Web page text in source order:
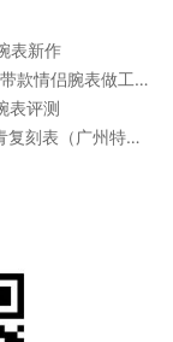
表新作
侣腕表做工很不错
表评测
宝钢壳刺青二代价格多少）